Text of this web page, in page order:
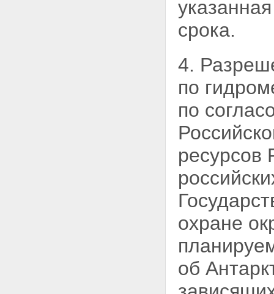
срока.
4.
по
по
ресурсов
охране
об